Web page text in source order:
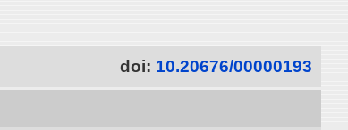
doi: 10.20676/00000193